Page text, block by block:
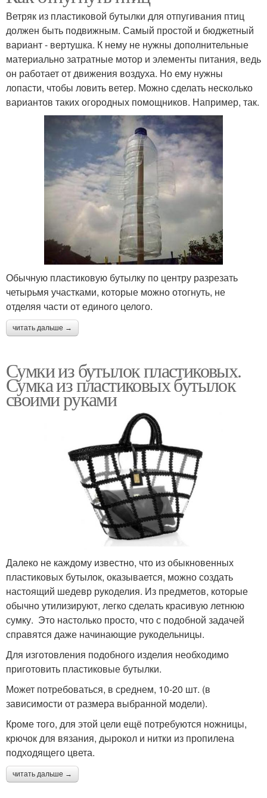
Ветряк из пластиковой бутылки для отпугивания птиц
должен быть подвижным. Самый простой и бюджетный
вариант - вертушка. К нему не нужны дополнительные
материально затратные мотор и элементы питания, ведь
он работает от движения воздуха. Но ему нужны
лопасти, чтобы ловить ветер. Можно сделать несколько
вариантов таких огородных помощников. Например, так.
Обычную пластиковую бутылку по центру разрезать
четырьмя участками, которые можно отогнуть, не
отделяя части от единого целого.
читать дальше →
Сумки из бутылок пластиковых.
Сумка из пластиковых бутылок
своими руками
Далеко не каждому известно, что из обыкновенных
пластиковых бутылок, оказывается, можно создать
настоящий шедевр рукоделия. Из предметов, которые
обычно утилизируют, легко сделать красивую летнюю
сумку. Это настолько просто, что с подобной задачей
справятся даже начинающие рукодельницы.
Для изготовления подобного изделия необходимо
приготовить пластиковые бутылки.
Может потребоваться, в среднем, 10-20 шт. (в
зависимости от размера выбранной модели).
Кроме того, для этой цели ещё потребуются ножницы,
крючок для вязания, дырокол и нитки из пропилена
подходящего цвета.
читать дальше →